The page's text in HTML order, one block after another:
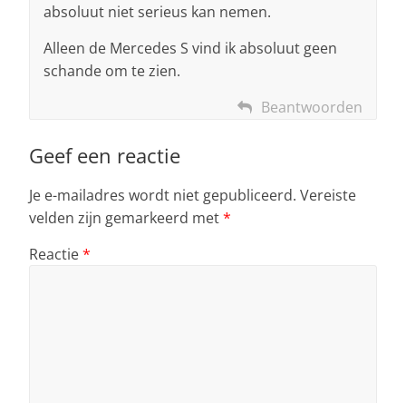
absoluut niet serieus kan nemen.
Alleen de Mercedes S vind ik absoluut geen
schande om te zien.
Beantwoorden
Geef een reactie
Je e-mailadres wordt niet gepubliceerd. Vereiste
velden zijn gemarkeerd met*
Reactie*